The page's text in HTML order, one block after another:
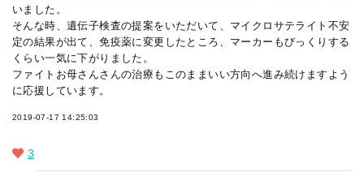
いました。
そんな時、遺伝子検査の提案をいただいて、マイクロサテライト不安
定の結果が出て、免疫薬に変更したところ、マーカーもびっくりする
くらい一気に下がりました。
ファイトお母さんさんの治療もこのままいい方向へ進み続けますよう
に応援しています。
2019-07-17 14:25:03
3